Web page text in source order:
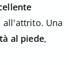
all'attrito. Una
al piede,